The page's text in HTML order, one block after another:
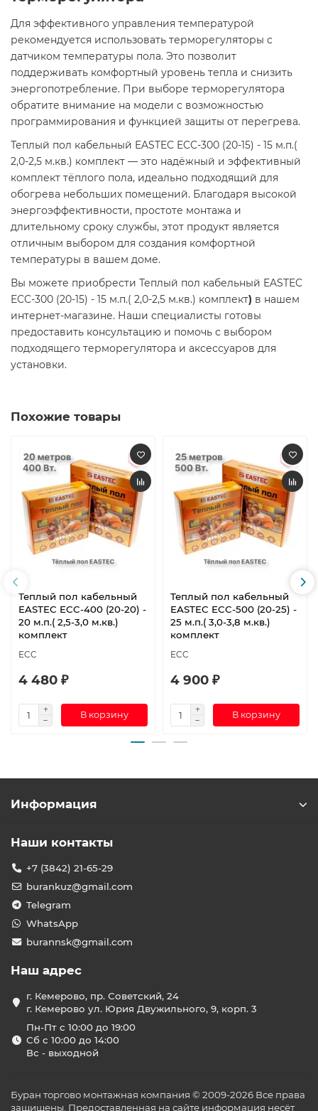
Для эффективного управления температурой
рекомендуется использовать терморегуляторы с
датчиком температуры пола. Это позволит
поддерживать комфортный уровень тепла и снизить
энергопотребление. При выборе терморегулятора
обратите внимание на модели с возможностью
программирования и функцией защиты от перегрева.​
Теплый пол кабельный EASTEC ECC-300 (20-15) - 15 м.п.(
2,0-2,5 м.кв.) комплект — это надёжный и эффективный
комплект тёплого пола, идеально подходящий для
обогрева небольших помещений. Благодаря высокой
энергоэффективности, простоте монтажа и
длительному сроку службы, этот продукт является
отличным выбором для создания комфортной
температуры в вашем доме.​
Вы можете приобрести Теплый пол кабельный EASTEC
ECC-300 (20-15) - 15 м.п.( 2,0-2,5 м.кв.) комплект) в нашем
интернет-магазине. Наши специалисты готовы
предоставить консультацию и помочь с выбором
подходящего терморегулятора и аксессуаров для
установки.​
Похожие товары
Теплый пол кабельный
EASTEC ECC-400 (20-20) -
20 м.п.( 2,5-3,0 м.кв.)
комплект
ECC
4 480 ₽
В корзину
Теплый пол кабельный
EASTEC ECC-500 (20-25) -
25 м.п.( 3,0-3,8 м.кв.)
комплект
ECC
4 900 ₽
В корзину
Информация
Наши контакты
+7 (3842) 21-65-29
burankuz@gmail.com
Telegram
WhatsApp
burannsk@gmail.com
Наш адрес
г. Кемерово, пр. Советский, 24
г. Кемерово ул. Юрия Двужильного, 9, корп. 3
Пн-Пт с 10:00 до 19:00
Сб с 10:00 до 14:00
Вс - выходной
Буран торгово монтажная компания © 2009-2026 Все права
защищены. Предоставленная на сайте информация несёт